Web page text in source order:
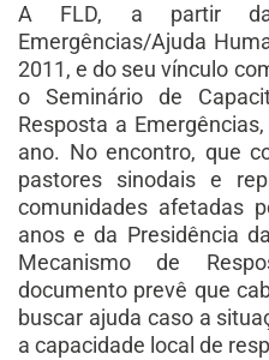
A FLD, a partir
Emergências/Ajuda
2011, e do seu vínculo
o Seminário de
Resposta a
ano. No encontro, que
pastores sinodais e
comunidades afetadas
anos e da Presidência
Mecanismo de
documento prevê que
buscar ajuda caso a
a capacidade local de